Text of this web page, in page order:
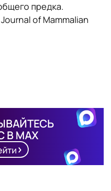
предка.
of Mammalian
В MAX